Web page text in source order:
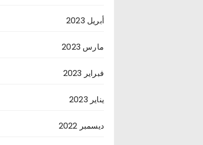
أبريل 2023
مارس 2023
فبراير 2023
يناير 2023
ديسمبر 2022